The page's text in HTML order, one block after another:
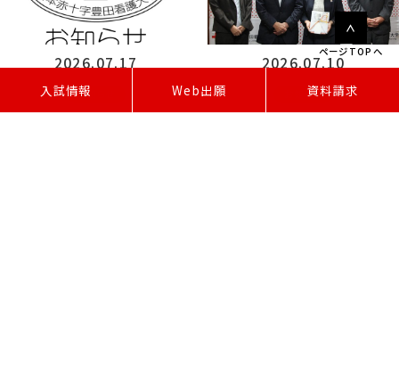
入試情報 Web出願 資料請求
2026.07.17
お知らせ
2026.07.10
お知らせ
ページTOPへ